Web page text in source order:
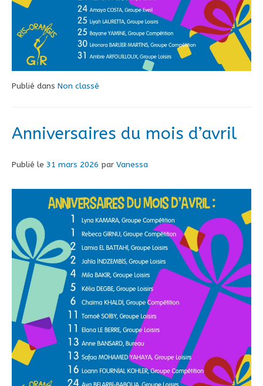
Publié dans Non classé
Anniversaires du mois d’avril
Publié le 31 mars 2026 par Vanessa